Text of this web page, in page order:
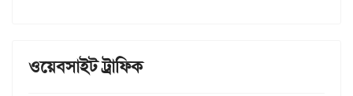
ওয়েবসাইট ট্রাফিক